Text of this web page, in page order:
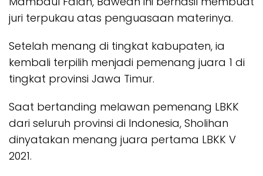
juri terpukau atas penguasaan materinya.
Setelah menang di tingkat kabupaten, ia
kembali terpilih menjadi pemenang juara 1 di
tingkat provinsi Jawa Timur.
Saat bertanding melawan pemenang LBKK
dari seluruh provinsi di Indonesia, Sholihan
dinyatakan menang juara pertama LBKK V
2021.